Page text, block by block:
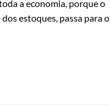
a economia, porque o
estoques, passa para o